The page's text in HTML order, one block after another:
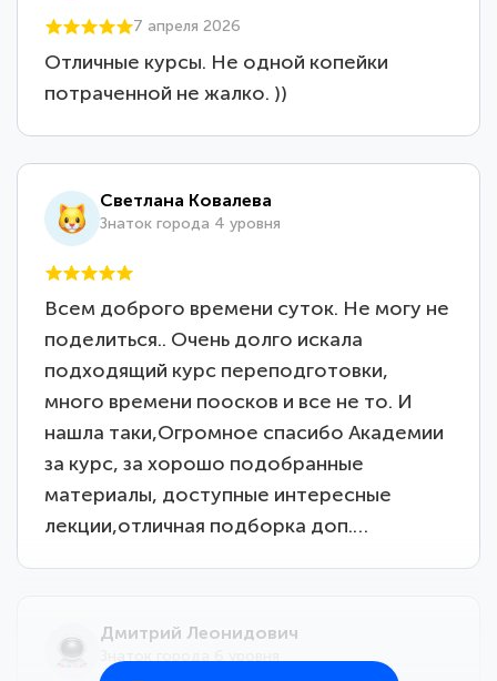
7 апреля 2026
Отличные курсы. Не одной копейки
потраченной не жалко. ))
Светлана Ковалева
Знаток города 4 уровня
Всем доброго времени суток. Не могу не
поделиться.. Очень долго искала
подходящий курс переподготовки,
много времени поосков и все не то. И
нашла таки,Огромное спасибо Академии
за курс, за хорошо подобранные
материалы, доступные интересные
лекции,отличная подборка доп.…
Дмитрий Леонидович